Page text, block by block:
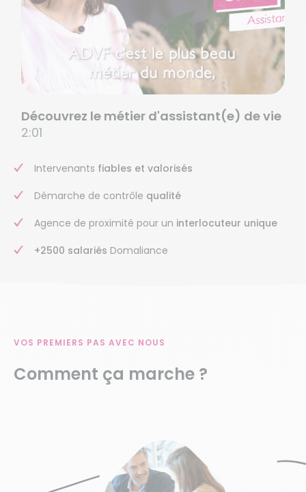
Découvrez le métier d'assistant(e) de vie
2:01
Intervenants fiables et valorisés
Démarche de contrôle qualité
Agence de proximité pour un interlocuteur unique
+2500 salariés Domaliance
VOS PREMIERS PAS AVEC NOUS
Comment ça marche ?